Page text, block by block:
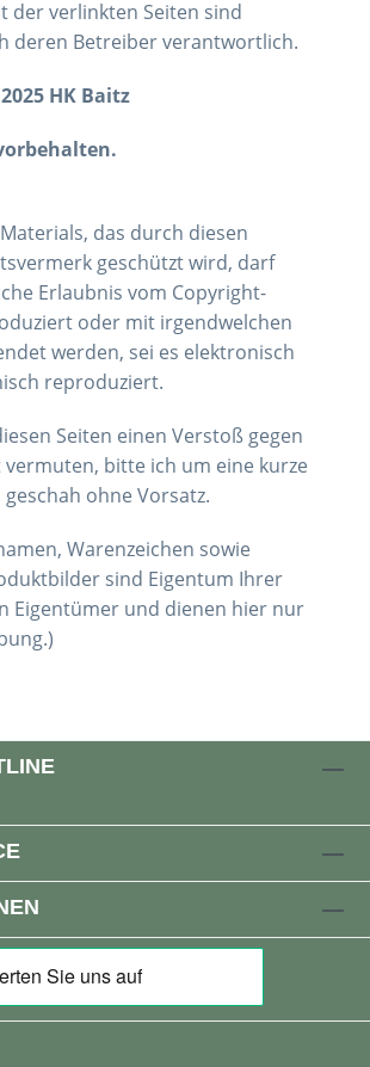
der verlinkten Seiten sind
deren Betreiber verantwortlich.
HK Baitz
das durch diesen
geschützt wird, darf
Erlaubnis vom Copyright-
oder mit irgendwelchen
werden, sei es elektronisch
reproduziert.
Seiten einen Verstoß gegen
bitte ich um eine kurze
ohne Vorsatz.
Warenzeichen sowie
sind Eigentum Ihrer
Eigentümer und dienen hier nur